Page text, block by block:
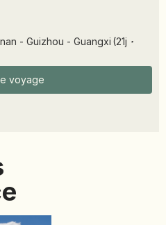
- Guizhou - Guangxi (21j ·
voyage